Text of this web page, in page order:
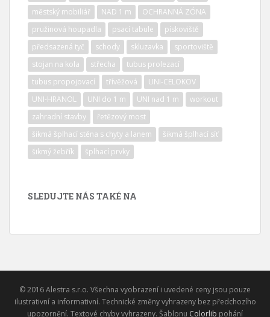
městský mobiliář
NAD 1 m
OCHRANNÁ ZÓNA
pružinová houpadla
psací tabule
pískoviště
předsazená tyč
schody skluzavka
sportoviště
stojan na kola
střecha
tubus prolezací
tubus propojovací
třívěžová
UNI-CELOKOV
UNI-HRANOL
UNI do 1 m UNI nad 1 m
workout
zahradní stavby
řetězový most
šikmá šplhací stěna s chyty a lanem
šikmá šplhací síť
šikmý žebřík
šplhací prvky
SLEDUJTE NÁS TAKÉ NA
© 2016 Alestra s.r.o. Všechna vyobrazení i uvedené ceny jsou pouze
ilustrativní a informativní. Technické změny vyhrazeny bez předchozího
upozornění. Textové chyby vyhrazeny. Šablonu Colorlib pohání